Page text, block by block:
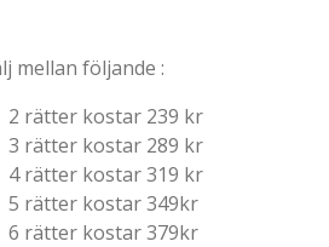
mellan följande :
2 rätter kostar 239 kr
3 rätter kostar 289 kr
4 rätter kostar 319 kr
5 rätter kostar 349kr
6 rätter kostar 379kr